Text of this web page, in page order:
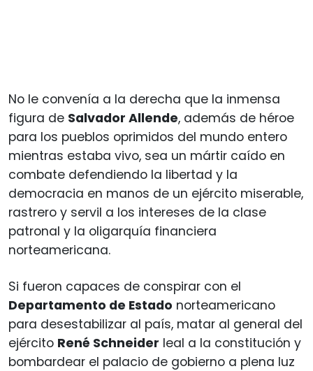
No le convenía a la derecha que la inmensa
figura de Salvador Allende, además de héroe
para los pueblos oprimidos del mundo entero
mientras estaba vivo, sea un mártir caído en
combate defendiendo la libertad y la
democracia en manos de un ejército miserable,
rastrero y servil a los intereses de la clase
patronal y la oligarquía financiera
norteamericana.
Si fueron capaces de conspirar con el
Departamento de Estado norteamericano
para desestabilizar al país, matar al general del
ejército René Schneider leal a la constitución y
bombardear el palacio de gobierno a plena luz